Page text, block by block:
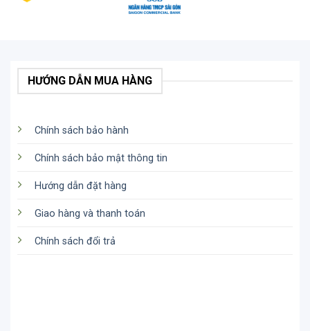
HƯỚNG DẪN MUA HÀNG
Chính sách bảo hành
Chính sách bảo mật thông tin
Hướng dẫn đặt hàng
Giao hàng và thanh toán
Chính sách đổi trả